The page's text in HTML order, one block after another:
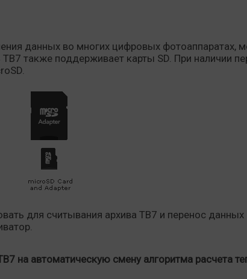
данных во многих цифровых фотоаппаратах,
также поддерживает карты SD. При наличии
для считывания архива ТВ7 и перенос
на автоматическую смену алгоритма расчета